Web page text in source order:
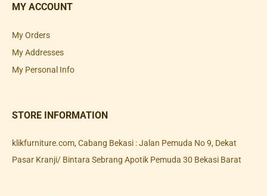
MY ACCOUNT
My Orders
My Addresses
My Personal Info
STORE INFORMATION
klikfurniture.com, Cabang Bekasi : Jalan Pemuda No 9, Dekat
Pasar Kranji/ Bintara Sebrang Apotik Pemuda 30 Bekasi Barat